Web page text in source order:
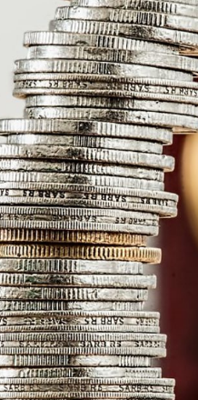
שכחת
סיסמה?
זכור אותי
לא רשום לאתר?
★ הירשם כאן! ★
התחבר